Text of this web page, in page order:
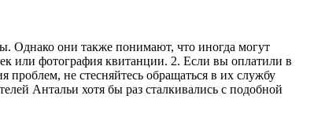
Однако они также понимают, что иногда могут
или фотография квитанции. 2. Если вы оплатили в
проблем, не стесняйтесь обращаться в их службу
Антальи хотя бы раз сталкивались с подобной